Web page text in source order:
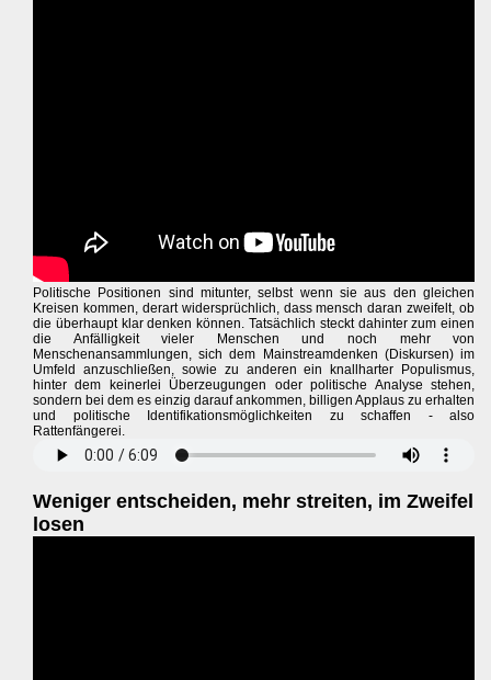
Politische Positionen sind mitunter, selbst wenn sie aus den gleichen
Kreisen kommen, derart widersprüchlich, dass mensch daran zweifelt, ob
die überhaupt klar denken können. Tatsächlich steckt dahinter zum einen
die Anfälligkeit vieler Menschen und noch mehr von
Menschenansammlungen, sich dem Mainstreamdenken (Diskursen) im
Umfeld anzuschließen, sowie zu anderen ein knallharter Populismus,
hinter dem keinerlei Überzeugungen oder politische Analyse stehen,
sondern bei dem es einzig darauf ankommen, billigen Applaus zu erhalten
und politische Identifikationsmöglichkeiten zu schaffen - also
Rattenfängerei.
Weniger entscheiden, mehr streiten, im Zweifel
losen